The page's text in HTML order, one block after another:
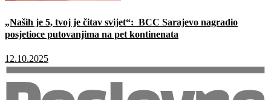
„Naših je 5, tvoj je čitav svijet“: BCC Sarajevo nagradio
posjetioce putovanjima na pet kontinenata
12.10.2025